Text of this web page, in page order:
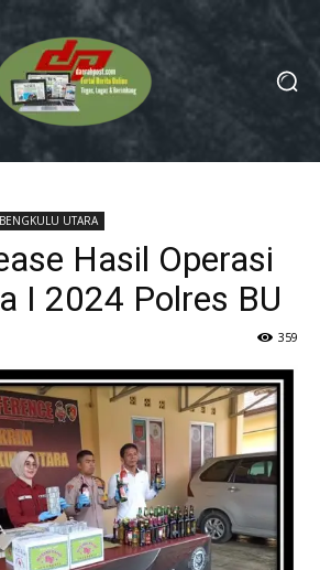
BENGKULU UTARA
Hasil Operasi
I 2024 Polres BU
359